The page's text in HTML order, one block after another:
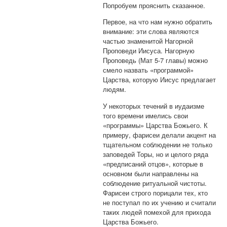
Попробуем прояснить сказанное.
Первое, на что нам нужно обратить
внимание: эти слова являются
частью знаменитой Нагорной
Проповеди Иисуса. Нагорную
Проповедь (Мат 5-7 главы) можно
смело назвать «программой»
Царства, которую Иисус предлагает
людям.
У некоторых течений в иудаизме
того времени имелись свои
«программы» Царства Божьего. К
примеру, фарисеи делали акцент на
тщательном соблюдении не только
заповедей Торы, но и целого ряда
«предписаний отцов», которые в
основном были направлены на
соблюдение ритуальной чистоты.
Фарисеи строго порицали тех, кто
не поступал по их учению и считали
таких людей помехой для прихода
Царства Божьего.